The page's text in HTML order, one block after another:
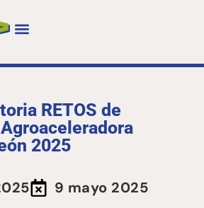
RETOS de
2025
9 mayo 2025